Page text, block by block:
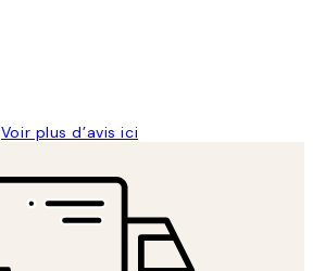
Voir plus d’avis ici